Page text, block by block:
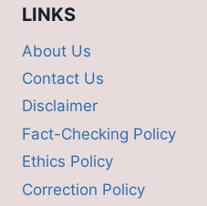
LINKS
About Us
Contact Us
Disclaimer
Fact-Checking Policy
Ethics Policy
Correction Policy